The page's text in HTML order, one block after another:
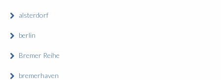
alsterdorf
berlin
Bremer Reihe
bremerhaven